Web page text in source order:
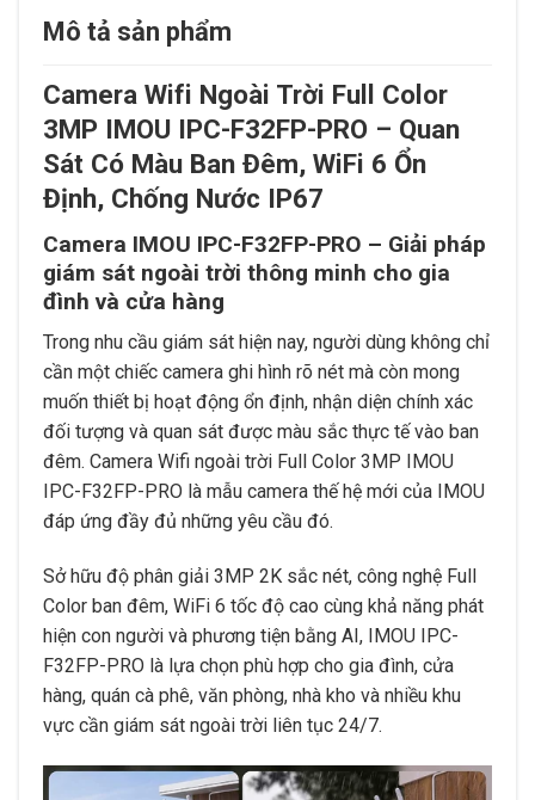
Mô tả sản phẩm
Camera Wifi Ngoài Trời Full Color
3MP IMOU IPC-F32FP-PRO – Quan
Sát Có Màu Ban Đêm, WiFi 6 Ổn
Định, Chống Nước IP67
Camera IMOU IPC-F32FP-PRO – Giải pháp
giám sát ngoài trời thông minh cho gia
đình và cửa hàng
Trong nhu cầu giám sát hiện nay, người dùng không chỉ
cần một chiếc camera ghi hình rõ nét mà còn mong
muốn thiết bị hoạt động ổn định, nhận diện chính xác
đối tượng và quan sát được màu sắc thực tế vào ban
đêm. Camera Wifi ngoài trời Full Color 3MP IMOU
IPC-F32FP-PRO là mẫu camera thế hệ mới của IMOU
đáp ứng đầy đủ những yêu cầu đó.
Sở hữu độ phân giải 3MP 2K sắc nét, công nghệ Full
Color ban đêm, WiFi 6 tốc độ cao cùng khả năng phát
hiện con người và phương tiện bằng AI, IMOU IPC-
F32FP-PRO là lựa chọn phù hợp cho gia đình, cửa
hàng, quán cà phê, văn phòng, nhà kho và nhiều khu
vực cần giám sát ngoài trời liên tục 24/7.